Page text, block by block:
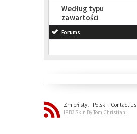
Według typu
zawartości
Forums
Zmień styl Polski Contact Us
IPB3 Skin By Tom Christian.